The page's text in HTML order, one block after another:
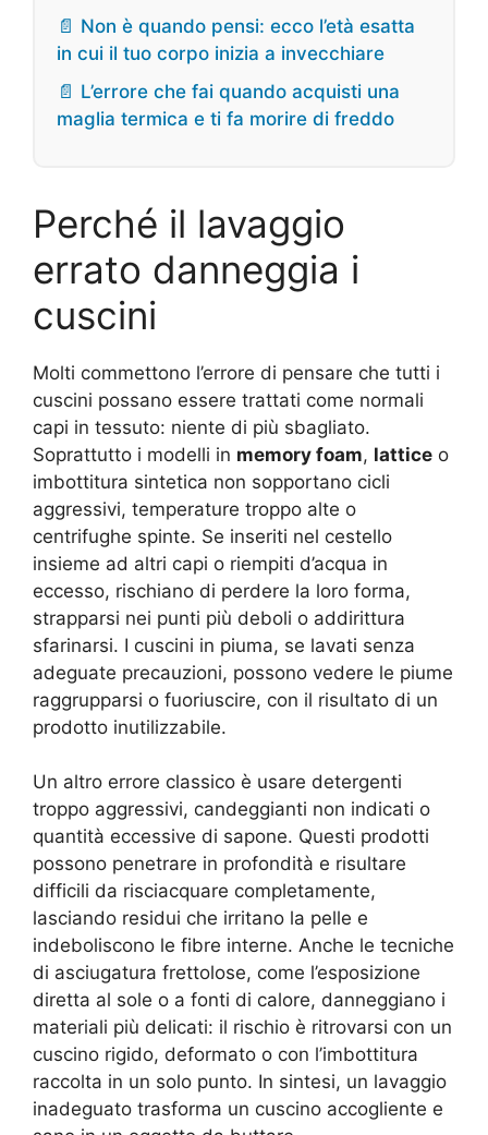
📄 Non è quando pensi: ecco l’età esatta
in cui il tuo corpo inizia a invecchiare
📄 L’errore che fai quando acquisti una
maglia termica e ti fa morire di freddo
Perché il lavaggio
errato danneggia i
cuscini
Molti commettono l’errore di pensare che tutti i
cuscini possano essere trattati come normali
capi in tessuto: niente di più sbagliato.
Soprattutto i modelli in memory foam, lattice o
imbottitura sintetica non sopportano cicli
aggressivi, temperature troppo alte o
centrifughe spinte. Se inseriti nel cestello
insieme ad altri capi o riempiti d’acqua in
eccesso, rischiano di perdere la loro forma,
strapparsi nei punti più deboli o addirittura
sfarinarsi. I cuscini in piuma, se lavati senza
adeguate precauzioni, possono vedere le piume
raggrupparsi o fuoriuscire, con il risultato di un
prodotto inutilizzabile.
Un altro errore classico è usare detergenti
troppo aggressivi, candeggianti non indicati o
quantità eccessive di sapone. Questi prodotti
possono penetrare in profondità e risultare
difficili da risciacquare completamente,
lasciando residui che irritano la pelle e
indeboliscono le fibre interne. Anche le tecniche
di asciugatura frettolose, come l’esposizione
diretta al sole o a fonti di calore, danneggiano i
materiali più delicati: il rischio è ritrovarsi con un
cuscino rigido, deformato o con l’imbottitura
raccolta in un solo punto. In sintesi, un lavaggio
inadeguato trasforma un cuscino accogliente e